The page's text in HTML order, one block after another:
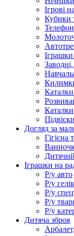
Ігрові
Кубики
Каталки
Підвіски
Догляд за
Гігієна
Іграшки на
Р/у авто
Р/у
Р/у
Р/у
Р/у
Дитяча зброя